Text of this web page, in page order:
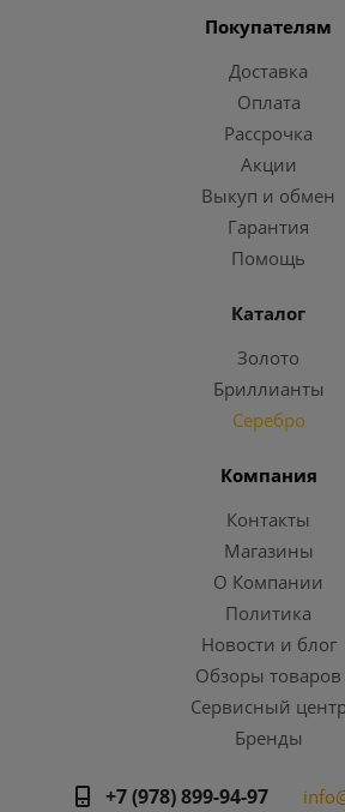
Покупателям
Доставка
Оплата
Рассрочка
Акции
Выкуп и обмен
Гарантия
Помощь
Каталог
Золото
Бриллианты
Серебро
Компания
Контакты
Магазины
О Компании
Политика
Новости и блог
Обзоры товаров
Сервисный
Бренды
+7 (978) 899-94-97